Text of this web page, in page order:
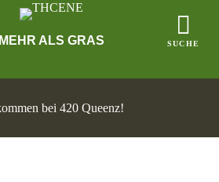
MEHR ALS GRAS